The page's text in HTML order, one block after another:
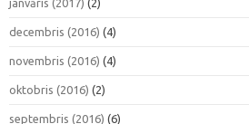
janvāris (2017) (2)
decembris (2016) (4)
novembris (2016) (4)
oktobris (2016) (2)
septembris (2016) (6)